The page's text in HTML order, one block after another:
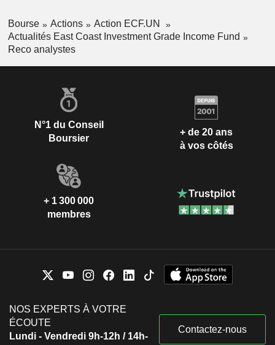
Bourse Actions
Action ECF.UN
Actualités East Coast Investment Grade Income Fund
Reco analystes
N°1 du Conseil
Boursier
+ de 20 ans
à vos côtés
+ 1 300 000
membres
NOS EXPERTS À VOTRE
ÉCOUTE
Lundi - Vendredi 9h-12h / 14h-
Contactez-nous